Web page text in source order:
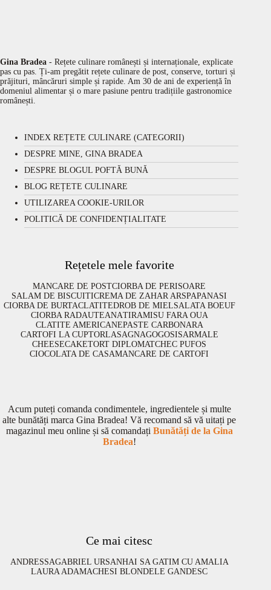
Gina Bradea - Rețete culinare românești și internaționale, explicate
pas cu pas. Ți-am pregătit rețete culinare de post, conserve, torturi și
prăjituri, mâncăruri simple și rapide. Am 30 de ani de experiență în
domeniul alimentar și o mare pasiune pentru tradițiile gastronomice
românești.
INDEX REȚETE CULINARE (CATEGORII)
DESPRE MINE, GINA BRADEA
DESPRE BLOGUL POFTĂ BUNĂ
BLOG REȚETE CULINARE
UTILIZAREA COOKIE-URILOR
POLITICĂ DE CONFIDENȚIALITATE
Rețetele mele favorite
MANCARE DE POSTCIORBA DE PERISOARE
SALAM DE BISCUITICREMA DE ZAHAR ARSPAPANASI
CIORBA DE BURTACLATITEDROB DE MIELSALATA BOEUF
CIORBA RADAUTEANATIRAMISU FARA OUA
CLATITE AMERICANEPASTE CARBONARA
CARTOFI LA CUPTORLASAGNAGOGOSISARMALE
CHEESECAKETORT DIPLOMATCHEC PUFOS
CIOCOLATA DE CASAMANCARE DE CARTOFI
Acum puteți comanda condimentele, ingredientele și multe
alte bunătăți marca Gina Bradea! Vă recomand să vă uitați pe
magazinul meu online și să comandați Bunătăți de la Gina
Bradea!
Ce mai citesc
ANDRESSAGABRIEL URSANHAI SA GATIM CU AMALIA
LAURA ADAMACHESI BLONDELE GANDESC